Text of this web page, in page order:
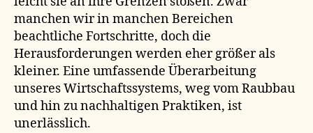
manchen wir in manchen Bereichen
beachtliche Fortschritte, doch die
Herausforderungen werden eher größer als
kleiner. Eine umfassende Überarbeitung
unseres Wirtschaftssystems, weg vom Raubbau
und hin zu nachhaltigen Praktiken, ist
unerlässlich.